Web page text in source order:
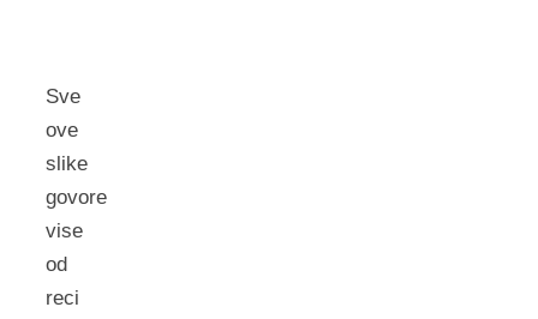
Sve
ove
slike
govore
vise
od
reci